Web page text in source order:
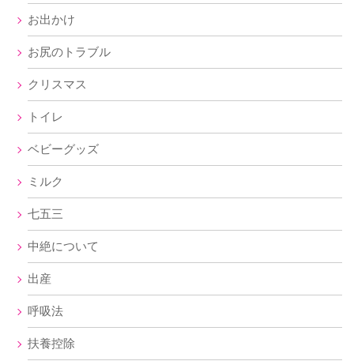
お出かけ
お尻のトラブル
クリスマス
トイレ
ベビーグッズ
ミルク
七五三
中絶について
出産
呼吸法
扶養控除